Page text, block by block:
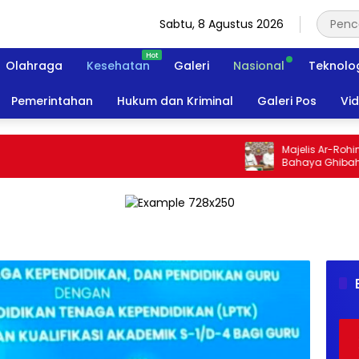
Sabtu, 8 Agustus 2026
Olahraga Kesehatan Galeri Nasional
Pemerintahan Hukum dan Kriminal Galeri Pos
Majelis Ar-Rohimin
Bahaya Ghibah dan